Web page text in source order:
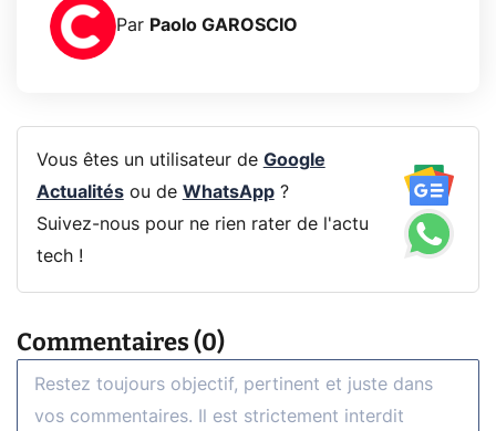
Par Paolo GAROSCIO
Vous êtes un utilisateur de Google
Actualitésou de WhatsApp?
Suivez-nous pour ne rien rater de l'actu
tech !
Commentaires (0)